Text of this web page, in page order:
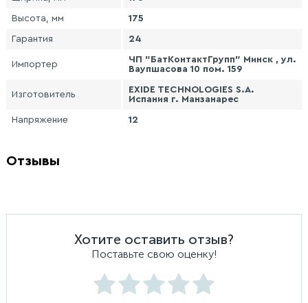
Высота, мм 175
Гарантия 24
Импортер
ЧП "БатКонтактГрупп" Минск , ул.
Ваупшасова 10 пом. 159
Изготовитель
EXIDE TECHNOLOGIES S.A.
Испания г. Манзанарес
Напряжение 12
Отзывы
Хотите оставить отзыв?
Поставьте свою оценку!